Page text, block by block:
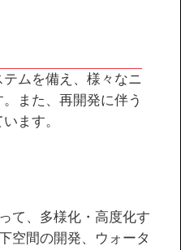
ンロード
ムを備え、様々なニ
また、再開発に伴う
ます。
て、多様化・高度化す
空間の開発、ウォータ